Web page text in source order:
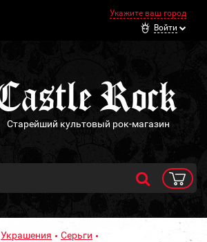
Укажите ваш город
Войти
Старейший культовый рок-магазин
Украшения
Серьги